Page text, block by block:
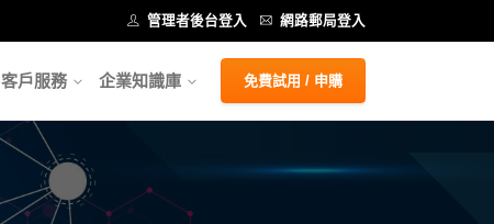
管理者後台登入 網路郵局登入
客戶服務 企業知識庫 免費試用 / 申購